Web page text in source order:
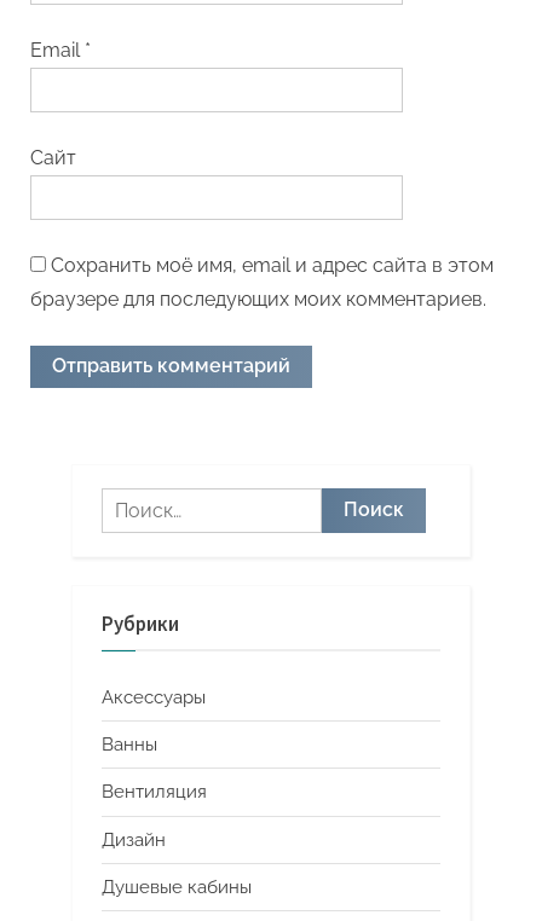
Email *
Сайт
Сохранить моё имя, email и адрес сайта в этом
браузере для последующих моих комментариев.
Найти:
Рубрики
Аксессуары
Ванны
Вентиляция
Дизайн
Душевые кабины